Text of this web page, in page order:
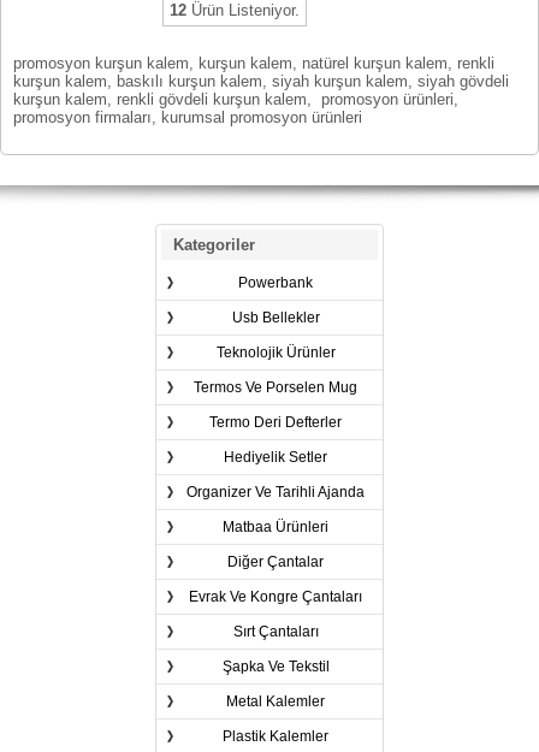
12 Ürün Listeniyor.
promosyon kurşun kalem, kurşun kalem, natürel kurşun kalem, renkli
kurşun kalem, baskılı kurşun kalem, siyah kurşun kalem, siyah gövdeli
kurşun kalem, renkli gövdeli kurşun kalem, promosyon ürünleri,
promosyon firmaları, kurumsal promosyon ürünleri
Kategoriler
Powerbank
Usb Bellekler
Teknolojik Ürünler
Termos Ve Porselen Mug
Termo Deri Defterler
Hediyelik Setler
Organizer Ve Tarihli Ajanda
Matbaa Ürünleri
Diğer Çantalar
Evrak Ve Kongre Çantaları
Sırt Çantaları
Şapka Ve Tekstil
Metal Kalemler
Plastik Kalemler